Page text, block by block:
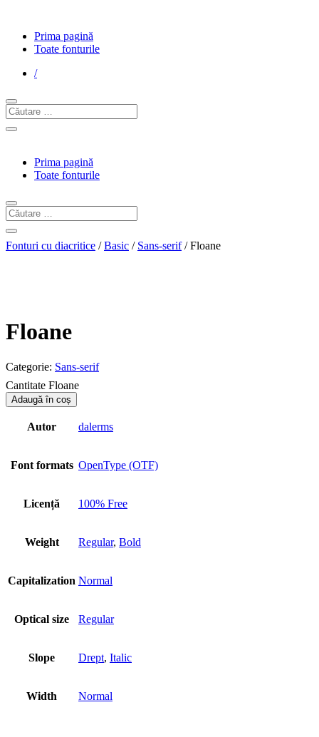
Prima pagină
Toate fonturile
/
Prima pagină
Toate fonturile
Fonturi cu diacritice /Basic / Sans-serif/ Floane
Floane
Categorie: Sans-serif
Cantitate Floane
Adaugă în coș
Autor dalerms
Font formats OpenType (OTF)
Licență 100% Free
Weight Regular, Bold
Capitalization Normal
Optical size Regular
Slope Drept, Italic
Width Normal